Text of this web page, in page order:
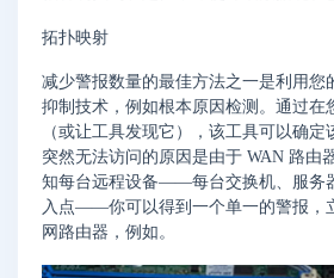
拓扑映射
减少警报数量的最佳方法之一是利用您
抑制技术，例如根本原因检测。通过在
（或让工具发现它），该工具可以确
突然无法访问的原因是由于 WAN 路由
知每台远程设备——每台交换机、服务
入点——你可以得到一个单一的警报，
网路由器，例如。